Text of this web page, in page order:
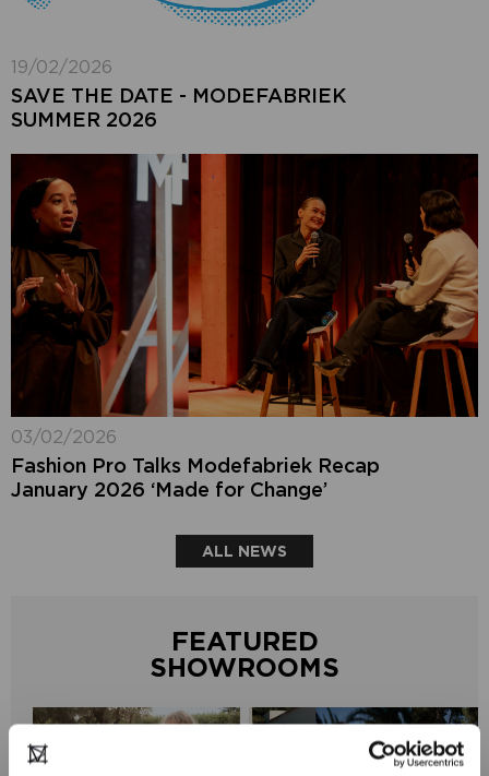
19/02/2026
SAVE THE DATE - MODEFABRIEK
SUMMER 2026
03/02/2026
Fashion Pro Talks Modefabriek Recap
January 2026 ‘Made for Change’
ALL NEWS
FEATURED
SHOWROOMS